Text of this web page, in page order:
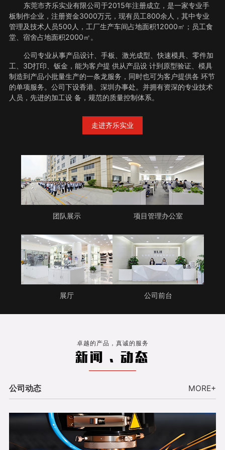
东莞市齐乐实业有限公司于2015年注册成立，是一家专业手
板制作企业，注册资金3000万元，现有员工800余人，其中专业
管理及技术人员500人，工厂生产车间占地面积12000㎡；员工食
堂、宿舍占地面积2000㎡。
公司专业从事产品设计、手板、激光成型、快速模具、零件加
工、3D打印、钣金，能为客户提 供从产品设 计到原型验证、模具
制造到产品小批量生产的一条龙服务，同时也可为客户提供各 环节
的单项服务。公司下设香港、深圳办事处。并拥有资深的专业技术
人员，先进的加工设 备，规范的质量控制体系。
走进齐乐实业
团队展示 项目管理办公室
展厅 公司前台
卓越的产品，真诚的服务
新闻 . 动态
公司动态 MORE+